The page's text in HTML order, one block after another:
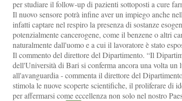
per studiare il follow-up di pazienti sottoposti a cure
Il nuovo sensore potrà infine aver un impiego anche
infatti captare nel respiro la presenza di sostanze
potenzialmente cancerogene, come il benzene o altri
naturalmente dall'uomo e a cui il lavoratore è stato
Il commento del direttore del Dipartimento. “Il
dell'Università di Bari si conferma ancora una volta un
all'avanguardia - commenta il direttore del
stimola le nuove scoperte scientifiche, il proliferare di
per affermarsi come eccellenza non solo nel nostro